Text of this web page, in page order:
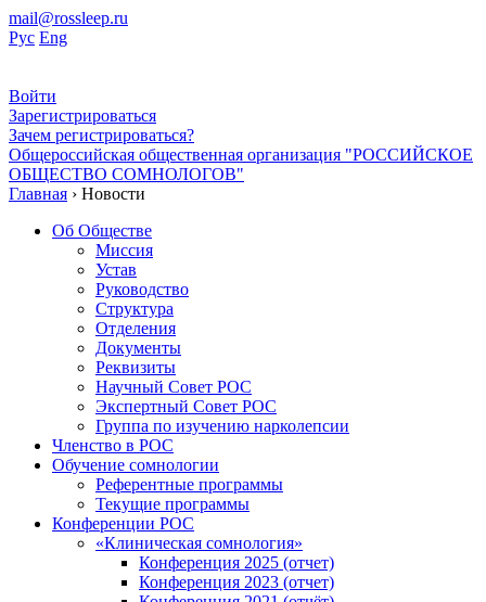
mail@rossleep.ru
Рус Eng
Войти
Зарегистрироваться
Зачем регистрироваться?
Общероссийская общественная организация "РОССИЙСКОЕ
ОБЩЕСТВО СОМНОЛОГОВ"
Главная › Новости
Об Обществе
Миссия
Устав
Руководство
Структура
Отделения
Документы
Реквизиты
Научный Совет РОС
Экспертный Совет РОС
Группа по изучению нарколепсии
Членство в РОС
Обучение сомнологии
Референтные программы
Текущие программы
Конференции РОС
«Клиническая сомнология»
Конференция 2025 (отчет)
Конференция 2023 (отчет)